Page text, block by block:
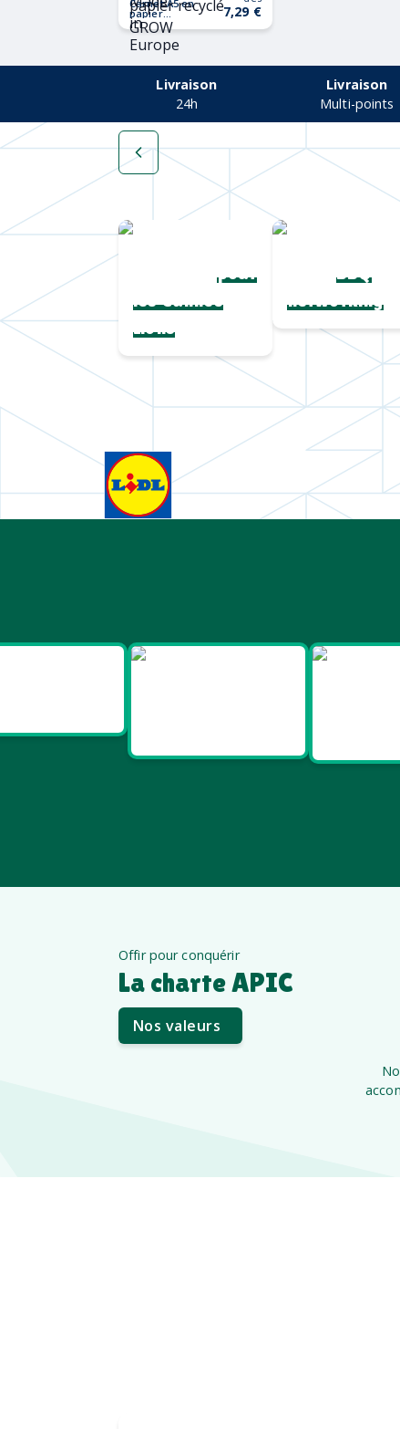
Carnet A5 en
papier
recyclé GROW
7,29 €
Livraison
24h
Livraison
Multi-points
pour
les Cannes
Lions
BBQ
networking
Offir pour conquérir
La charte APIC
Nos valeurs